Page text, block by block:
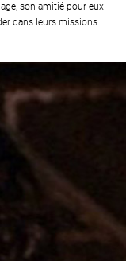
son amitié pour eux
dans leurs missions